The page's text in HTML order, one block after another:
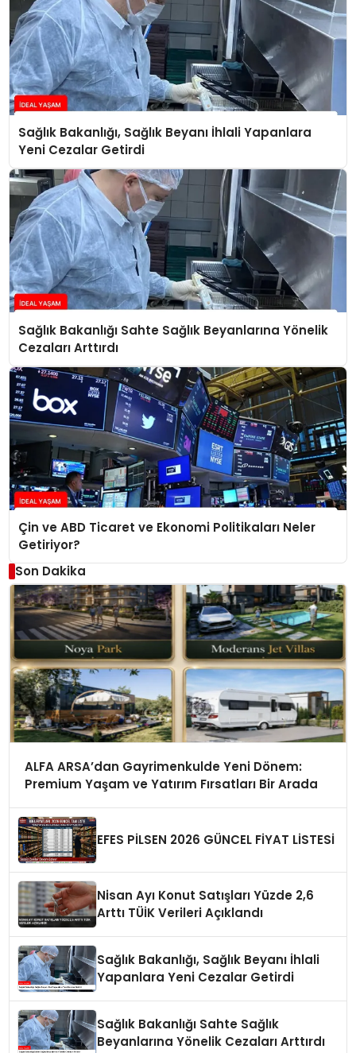
Sağlık Bakanlığı, Sağlık Beyanı İhlali Yapanlara
Yeni Cezalar Getirdi
Sağlık Bakanlığı Sahte Sağlık Beyanlarına Yönelik
Cezaları Arttırdı
Çin ve ABD Ticaret ve Ekonomi Politikaları Neler
Getiriyor?
Son Dakika
ALFA ARSA’dan Gayrimenkulde Yeni Dönem:
Premium Yaşam ve Yatırım Fırsatları Bir Arada
EFES PİLSEN 2026 GÜNCEL FİYAT LİSTESİ
Nisan Ayı Konut Satışları Yüzde 2,6
Arttı TÜİK Verileri Açıklandı
Sağlık Bakanlığı, Sağlık Beyanı İhlali
Yapanlara Yeni Cezalar Getirdi
Sağlık Bakanlığı Sahte Sağlık
Beyanlarına Yönelik Cezaları Arttırdı